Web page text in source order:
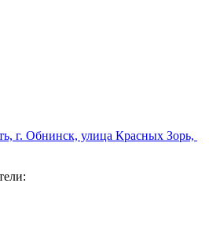
г. Обнинск, улица Красных Зорь,